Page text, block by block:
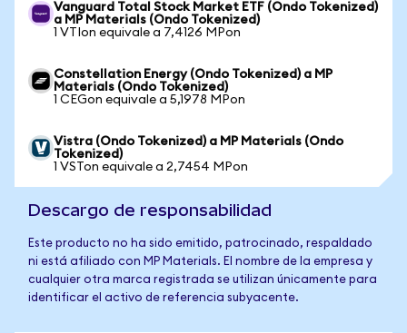
Vanguard Total Stock Market ETF (Ondo Tokenized)
a MP Materials (Ondo Tokenized)
1 VTIon equivale a 7,4126 MPon
Constellation Energy (Ondo Tokenized) a MP
Materials (Ondo Tokenized)
1 CEGon equivale a 5,1978 MPon
Vistra (Ondo Tokenized) a MP Materials (Ondo
Tokenized)
1 VSTon equivale a 2,7454 MPon
Descargo de responsabilidad
Este producto no ha sido emitido, patrocinado, respaldado
ni está afiliado con MP Materials. El nombre de la empresa y
cualquier otra marca registrada se utilizan únicamente para
identificar el activo de referencia subyacente.